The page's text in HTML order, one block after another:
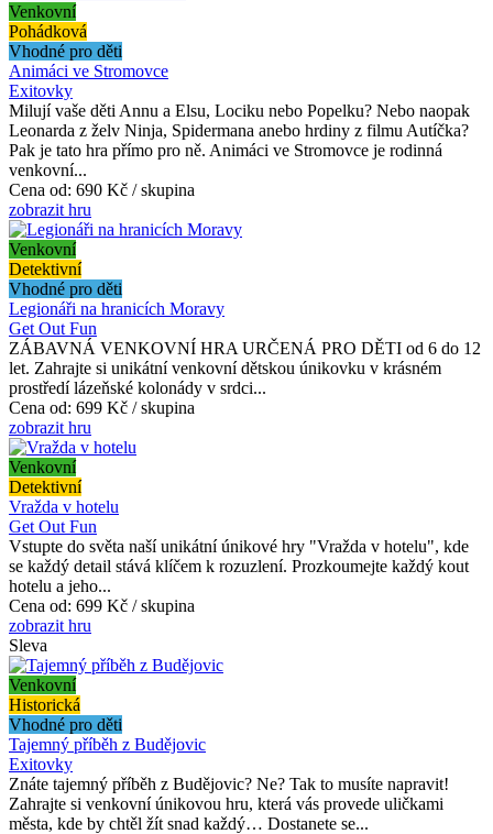
Venkovní
Pohádková
Vhodné pro děti
Animáci ve Stromovce
Exitovky
Milují vaše děti Annu a Elsu, Lociku nebo Popelku? Nebo naopak
Leonarda z želv Ninja, Spidermana anebo hrdiny z filmu Autíčka?
Pak je tato hra přímo pro ně. Animáci ve Stromovce je rodinná
venkovní...
Cena od: 690 Kč / skupina
zobrazit hru
Venkovní
Detektivní
Vhodné pro děti
Legionáři na hranicích Moravy
Get Out Fun
ZÁBAVNÁ VENKOVNÍ HRA URČENÁ PRO DĚTI od 6 do 12
let. Zahrajte si unikátní venkovní dětskou únikovku v krásném
prostředí lázeňské kolonády v srdci...
Cena od: 699 Kč / skupina
zobrazit hru
Venkovní
Detektivní
Vražda v hotelu
Get Out Fun
Vstupte do světa naší unikátní únikové hry "Vražda v hotelu", kde
se každý detail stává klíčem k rozuzlení. Prozkoumejte každý kout
hotelu a jeho...
Cena od: 699 Kč / skupina
zobrazit hru
Sleva
Venkovní
Historická
Vhodné pro děti
Tajemný příběh z Budějovic
Exitovky
Znáte tajemný příběh z Budějovic? Ne? Tak to musíte napravit!
Zahrajte si venkovní únikovou hru, která vás provede uličkami
města, kde by chtěl žít snad každý… Dostanete se...